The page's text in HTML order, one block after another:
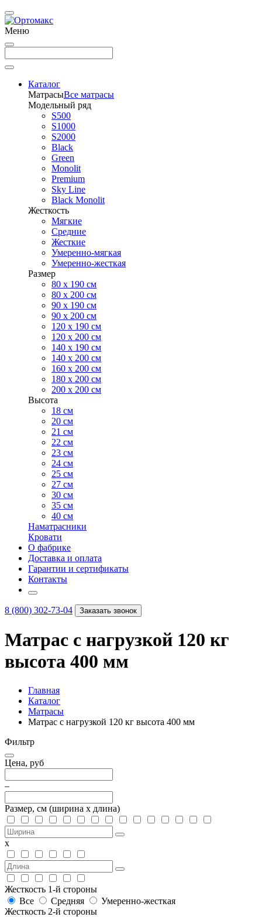
Меню
Каталог
МатрасыВсе матрасы
Модельный ряд
S500
S1000
S2000
Black
Green
Monolit
Premium
Sky Line
Black Monolit
Жесткость
Мягкие
Средние
Жесткие
Умеренно-мягкая
Умеренно-жесткая
Размер
80 х 190 см
80 х 200 см
90 х 190 см
90 х 200 см
120 х 190 см
120 х 200 см
140 х 190 см
140 х 200 см
160 х 200 см
180 х 200 см
200 х 200 см
Высота
18 см
20 см
21 см
22 см
23 см
24 см
25 см
27 см
30 см
35 см
40 см
Наматрасники
Кровати
О фабрике
Доставка и оплата
Гарантии и сертификаты
Контакты
8 (800) 302-73-04 Заказать звонок
Матрас с нагрузкой 120 кг
высота 400 мм
Главная
Каталог
Матрасы
Матрас с нагрузкой 120 кг высота 400 мм
Фильтр
Цена, руб
–
Размер, см (ширина х длина)
х
Жесткость 1-й стороны
Все
Средняя
Умеренно-жесткая
Жесткость 2-й стороны